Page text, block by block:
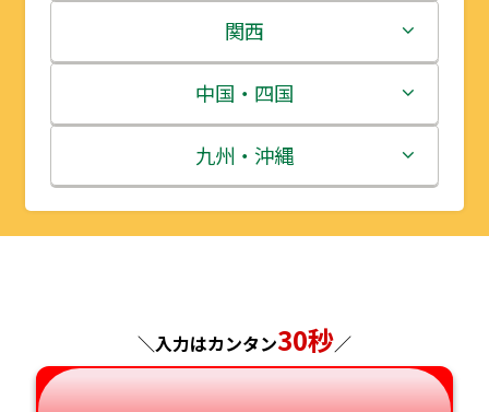
岩手県
宮城県
秋田県
山形県
栃木県
群馬県
埼玉県
千葉県
神奈川県
新潟県
富山県
石川県
福井県
長野県
岐阜県
関西
三重県
滋賀県
京都府
兵庫県
奈良県
中国・四国
鳥取県
島根県
広島県
山口県
九州・沖縄
福岡県
長崎県
熊本県
＼入力はカンタン30秒／